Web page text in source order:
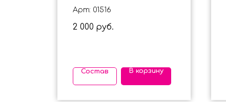
Арт: 01516
2 000 руб.
Состав В корзину